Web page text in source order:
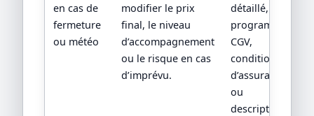
en cas de
fermeture
ou météo
modifier le prix
final, le niveau
d’accompagnement
ou le risque en cas
d’imprévu.
détaillé,
programme,
CGV,
conditions
d’assurance
ou
descriptif